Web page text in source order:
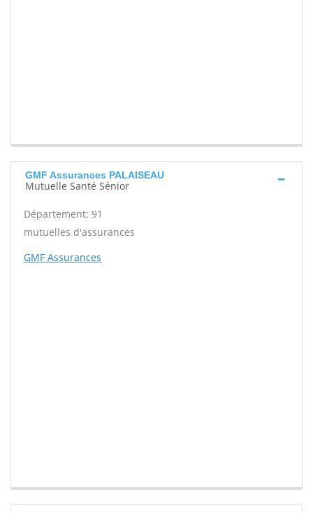
GMF Assurances PALAISEAU
Mutuelle Santé Sénior
Département: 91
mutuelles d'assurances
GMF Assurances